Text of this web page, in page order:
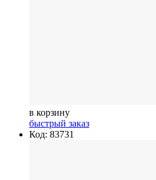
в корзину
быстрый заказ
Код: 83731